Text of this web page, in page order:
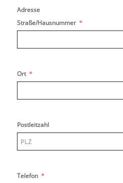
Adresse
Straße/Hausnummer
Ort
Postleitzahl
Telefon